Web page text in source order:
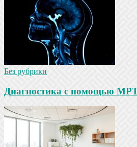
Без рубрики
Диагностика с помощью